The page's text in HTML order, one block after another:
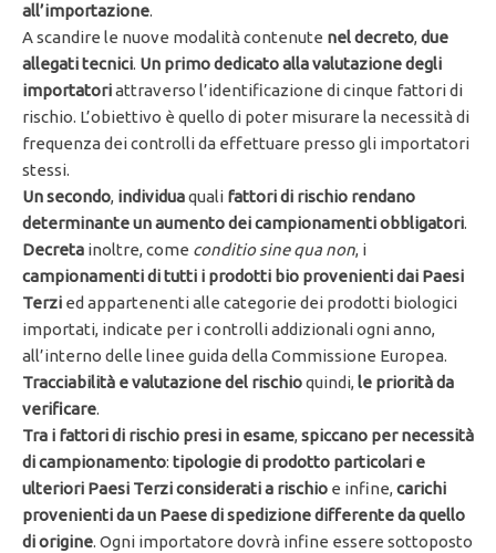
all’importazione.
A scandire le nuove modalità contenute nel decreto,due
allegati tecnici. Un primo dedicato alla valutazione degli
importatoriattraverso l’identificazione di cinque fattori di
rischio. L’obiettivo è quello di poter misurare la necessità di
frequenza dei controlli da effettuare presso gli importatori
stessi.
Un secondo, individuaquali fattori di rischio rendano
determinante un aumento dei campionamenti obbligatori.
Decreta inoltre, come conditio sine qua non, i
campionamenti di tutti i prodotti bio provenienti dai Paesi
Terzi ed appartenenti alle categorie dei prodotti biologici
importati, indicate per i controlli addizionali ogni anno,
all’interno delle linee guida della Commissione Europea.
Tracciabilità e valutazione del rischioquindi,le priorità da
verificare.
Tra i fattori di rischio presi in esame,spiccano per necessità
di campionamento: tipologie di prodotto particolari e
ulteriori Paesi Terzi considerati a rischio e infine,carichi
provenienti da un Paese di spedizione differente da quello
di origine. Ogni importatore dovrà infine essere sottoposto